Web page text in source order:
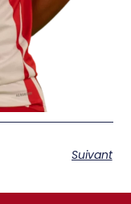
Suivant